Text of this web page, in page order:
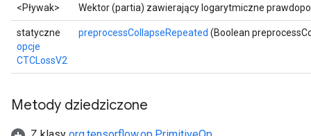
<Pływak>
Wektor (partia) zawierający logarytmiczne
statyczne
opcje
CTCLossV2
preprocessCollapseRepeated (Boolean
Metody dziedziczone